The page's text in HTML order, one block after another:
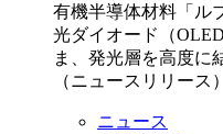
有機半導体材料「ル
光ダイオード（
ま、発光層を高度に
（ニュースリリー
ニュース